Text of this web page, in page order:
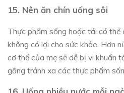
15. Nên ăn chín uống sôi
Thực phẩm sống hoặc tái có thể
không có lợi cho sức khỏe. Hơn
cơ thể của mẹ sẽ dễ bị vi khuẩn
gắng tránh xa các thực phẩm